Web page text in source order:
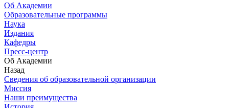
Об Академии
Образовательные программы
Наука
Издания
Кафедры
Пресс-центр
Об Академии
Назад
Сведения об образовательной организации
Миссия
Наши преимущества